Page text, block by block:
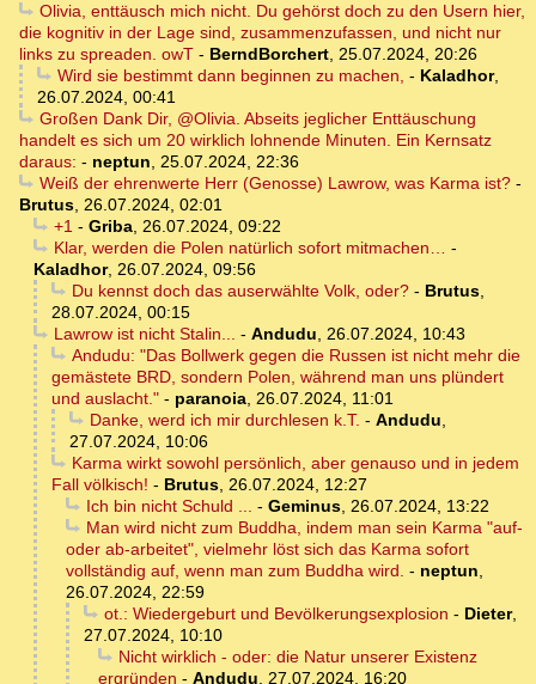
Olivia, enttäusch mich nicht. Du gehörst doch zu den Usern hier,
die kognitiv in der Lage sind, zusammenzufassen, und nicht nur
links zu spreaden. owT - BerndBorchert, 25.07.2024, 20:26
Wird sie bestimmt dann beginnen zu machen, - Kaladhor,
26.07.2024, 00:41
Großen Dank Dir, @Olivia. Abseits jeglicher Enttäuschung
handelt es sich um 20 wirklich lohnende Minuten. Ein Kernsatz
daraus: - neptun, 25.07.2024, 22:36
Weiß der ehrenwerte Herr (Genosse) Lawrow, was Karma ist?-
Brutus, 26.07.2024, 02:01
+1- Griba, 26.07.2024, 09:22
Klar, werden die Polen natürlich sofort mitmachen… -
Kaladhor, 26.07.2024, 09:56
Du kennst doch das auserwählte Volk, oder?- Brutus,
28.07.2024, 00:15
Lawrow ist nicht Stalin... - Andudu, 26.07.2024, 10:43
Andudu: "Das Bollwerk gegen die Russen ist nicht mehr die
gemästete BRD, sondern Polen, während man uns plündert
und auslacht." - paranoia, 26.07.2024, 11:01
Danke, werd ich mir durchlesen k.T. - Andudu,
27.07.2024, 10:06
Karma wirkt sowohl persönlich, aber genauso und in jedem
Fall völkisch! - Brutus, 26.07.2024, 12:27
Ich bin nicht Schuld ... - Geminus, 26.07.2024, 13:22
Man wird nicht zum Buddha, indem man sein Karma "auf-
oder ab-arbeitet", vielmehr löst sich das Karma sofort
vollständig auf, wenn man zum Buddha wird. - neptun,
26.07.2024, 22:59
ot.: Wiedergeburt und Bevölkerungsexplosion - Dieter,
27.07.2024, 10:10
Nicht wirklich - oder: die Natur unserer Existenz
ergründen - Andudu, 27.07.2024, 16:20